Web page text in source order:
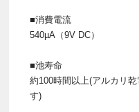
■消費電流
540µA（9V DC）
■池寿命
約100時間以上(アルカリ
す)